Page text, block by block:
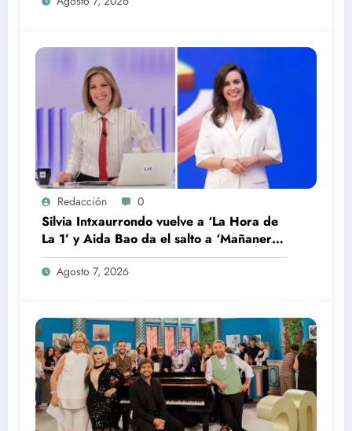
Redacción 0
Silvia Intxaurrondo vuelve a ‘La Hora de
La 1’ y Aida Bao da el salto a ‘Mañaneros
360’
Agosto 7, 2026